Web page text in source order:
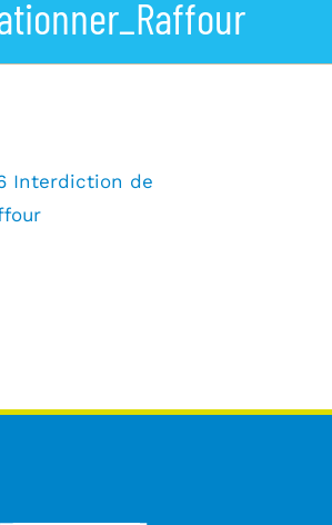
Interdiction de